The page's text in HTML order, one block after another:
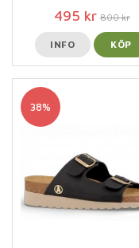
495 kr 800 kr
INFO KÖP
38%